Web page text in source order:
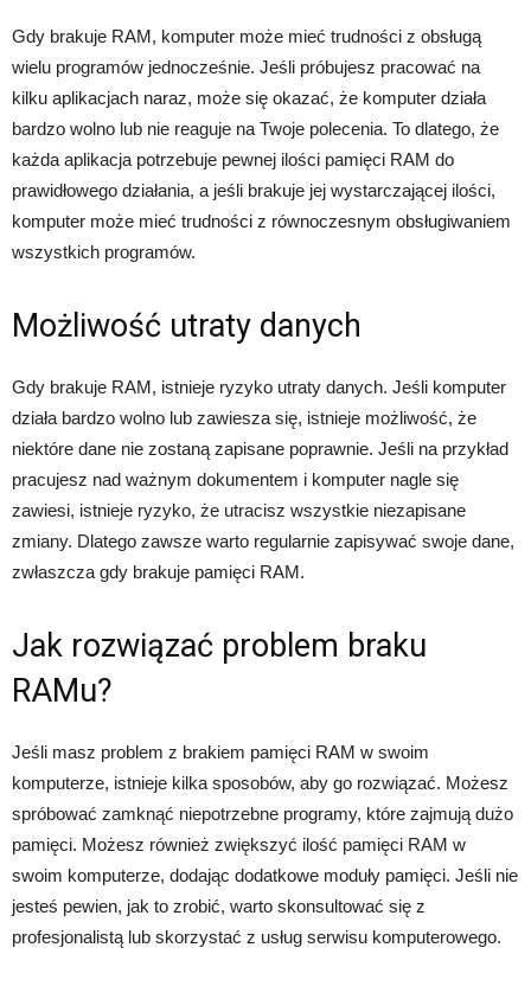
Gdy brakuje RAM, komputer może mieć trudności z obsługą
wielu programów jednocześnie. Jeśli próbujesz pracować na
kilku aplikacjach naraz, może się okazać, że komputer działa
bardzo wolno lub nie reaguje na Twoje polecenia. To dlatego, że
każda aplikacja potrzebuje pewnej ilości pamięci RAM do
prawidłowego działania, a jeśli brakuje jej wystarczającej ilości,
komputer może mieć trudności z równoczesnym obsługiwaniem
wszystkich programów.
Możliwość utraty danych
Gdy brakuje RAM, istnieje ryzyko utraty danych. Jeśli komputer
działa bardzo wolno lub zawiesza się, istnieje możliwość, że
niektóre dane nie zostaną zapisane poprawnie. Jeśli na przykład
pracujesz nad ważnym dokumentem i komputer nagle się
zawiesi, istnieje ryzyko, że utracisz wszystkie niezapisane
zmiany. Dlatego zawsze warto regularnie zapisywać swoje dane,
zwłaszcza gdy brakuje pamięci RAM.
Jak rozwiązać problem braku
RAMu?
Jeśli masz problem z brakiem pamięci RAM w swoim
komputerze, istnieje kilka sposobów, aby go rozwiązać. Możesz
spróbować zamknąć niepotrzebne programy, które zajmują dużo
pamięci. Możesz również zwiększyć ilość pamięci RAM w
swoim komputerze, dodając dodatkowe moduły pamięci. Jeśli nie
jesteś pewien, jak to zrobić, warto skonsultować się z
profesjonalistą lub skorzystać z usług serwisu komputerowego.